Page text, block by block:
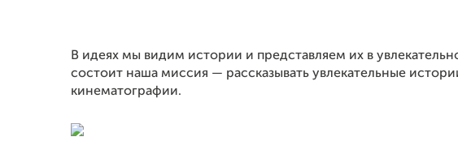
В идеях мы видим истории и представляем их в
состоит наша миссия — рассказывать увлекательные
кинематографии.